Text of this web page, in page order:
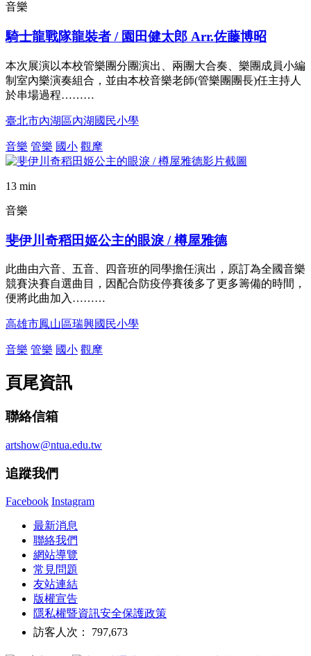
音樂
騎士龍戰隊龍裝者 / 園田健太郎 Arr.佐藤博昭
本次展演以本校管樂團分團演出、兩團大合奏、樂團成員小編
制室內樂演奏組合，並由本校音樂老師(管樂團團長)任主持人
於串場過程………
臺北市內湖區內湖國民小學
音樂 管樂 國小 觀摩
13 min
音樂
斐伊川奇稻田姬公主的眼淚 / 樽屋雅德
此曲由六音、五音、四音班的同學擔任演出，原訂為全國音樂
競賽決賽自選曲目，因配合防疫停賽後多了更多籌備的時間，
便將此曲加入………
高雄市鳳山區瑞興國民小學
音樂 管樂 國小 觀摩
頁尾資訊
聯絡信箱
artshow@ntua.edu.tw
追蹤我們
Facebook Instagram
最新消息
聯絡我們
網站導覽
常見問題
友站連結
版權宣告
隱私權暨資訊安全保護政策
訪客人次： 797,673